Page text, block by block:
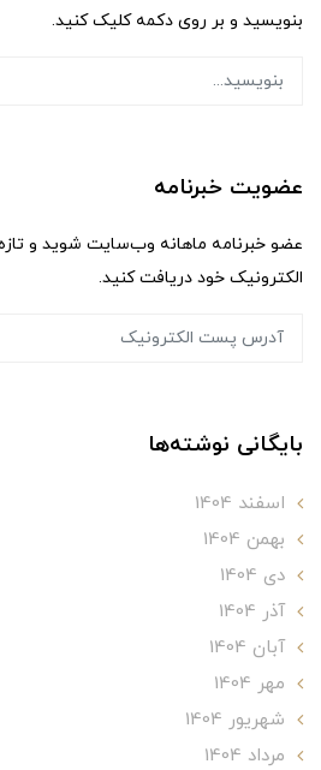
بنویسید و بر روی دکمه کلیک کنید.
عضویت خبرنامه
عضو خبرنامه ماهانه وب‌سایت شوید و
الکترونیک خود دریافت کنید.
بایگانی نوشته‌ها
اسفند 1404
بهمن 1404
دی 1404
آذر 1404
آبان 1404
مهر 1404
شهریور 1404
مرداد 1404